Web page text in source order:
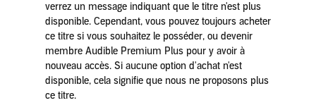
verrez un message indiquant que le titre n'est plus
disponible. Cependant, vous pouvez toujours acheter
ce titre si vous souhaitez le posséder, ou devenir
membre Audible Premium Plus pour y avoir à
nouveau accès. Si aucune option d'achat n'est
disponible, cela signifie que nous ne proposons plus
ce titre.